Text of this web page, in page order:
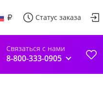
Статус заказа
Связаться с нами
8-800-333-0905